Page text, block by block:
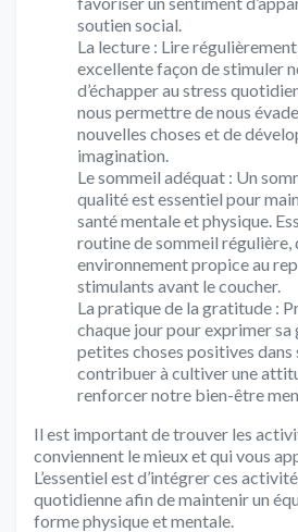
soutien social.
La lecture : Lire
excellente façon de stimuler
d’échapper au stress
nous permettre de nous
nouvelles choses et de
imagination.
Le sommeil adéquat : Un
qualité est essentiel pour
santé mentale et physique.
routine de sommeil régulière,
environnement propice au
stimulants avant le coucher.
La pratique de la gratitude :
chaque jour pour exprimer sa
petites choses positives dans
contribuer à cultiver une
renforcer notre bien-être
Il est important de trouver les
conviennent le mieux et qui vous
L’essentiel est d’intégrer ces
quotidienne afin de maintenir un
forme physique et mentale.